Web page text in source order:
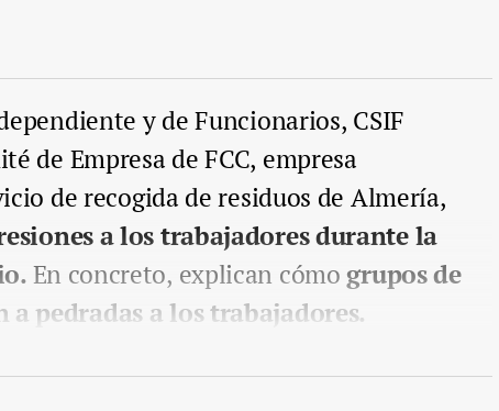
y de Funcionarios, CSIF
de Empresa de FCC, empresa
de recogida de residuos de Almería,
a los trabajadores durante la
En concreto, explican cómo grupos de
a pedradas a los trabajadores.